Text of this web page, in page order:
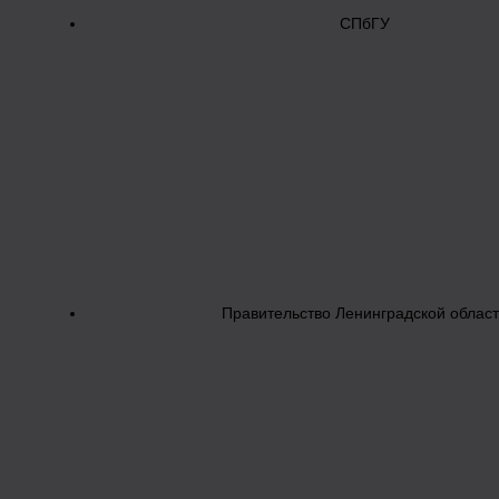
СПбГУ
Правительство Ленинградской